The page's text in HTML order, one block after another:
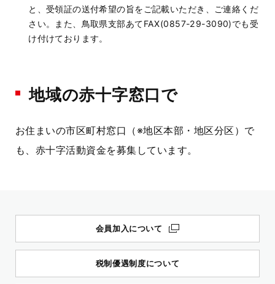
と、受領証の送付希望の旨をご記載いただき、ご連絡くだ
さい。また、鳥取県支部あてFAX(0857-29-3090)でも受
け付けております。
地域の赤十字窓口で
お住まいの市区町村窓口（※地区本部・地区分区）で
も、赤十字活動資金を募集しています。
会員加入について
税制優遇制度について